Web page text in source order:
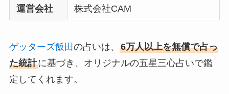
運営会社 株式会社CAM
ゲッターズ飯田 の占いは、 6万人以上を無償で占っ
た統計に基づき、オリジナルの五星三心占いで鑑
定してくれます。